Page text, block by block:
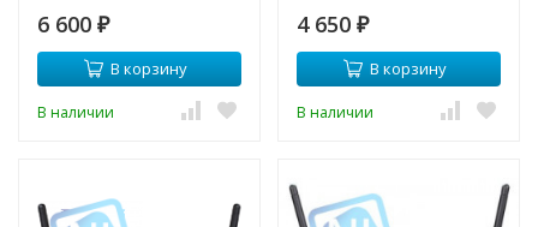
6 600 ₽
В корзину
В наличии
4 650 ₽
В корзину
В наличии